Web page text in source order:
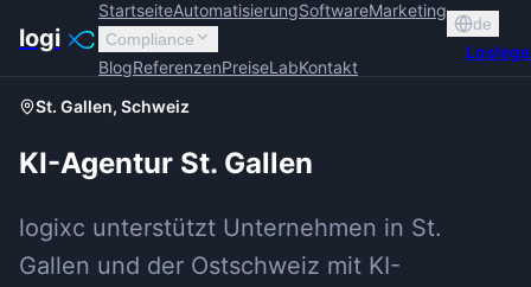
logi
StartseiteAutomatisierungSoftwareMarketing
Compliance
BlogReferenzenPreiseLabKontakt
de
St. Gallen, Schweiz
KI-Agentur St. Gallen
logixc unterstützt Unternehmen in St.
Gallen und der Ostschweiz mit KI-